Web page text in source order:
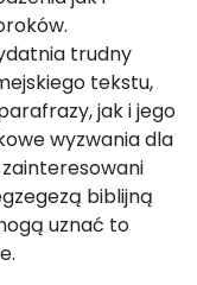
trudny
tekstu,
jak i jego
wyzwania dla
biblijną
uznać to